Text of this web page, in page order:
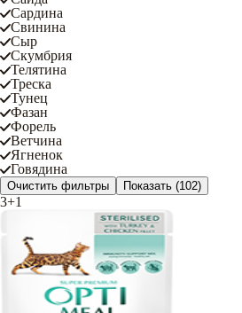
Сардина
Свинина
Сыр
Скумбрия
Телятина
Треска
Тунец
Фазан
Форель
Ветчина
Ягненок
Говядина
Очистить фильтры Показать (102)
3+1